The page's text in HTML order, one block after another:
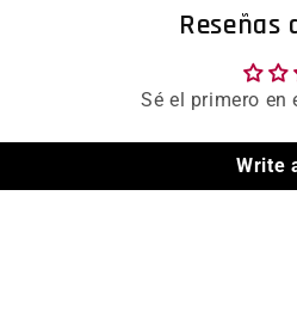
Reseñas
Sé el primero en
Write